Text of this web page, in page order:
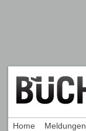
Home Meldungen